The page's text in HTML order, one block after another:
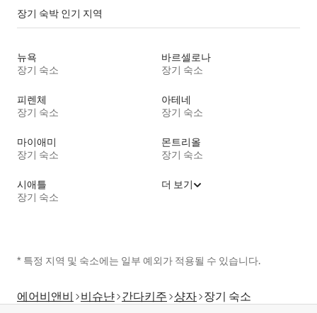
장기 숙박 인기 지역
뉴욕
장기 숙소
바르셀로나
장기 숙소
피렌체
장기 숙소
아테네
장기 숙소
마이애미
장기 숙소
몬트리올
장기 숙소
시애틀
장기 숙소
더 보기
* 특정 지역 및 숙소에는 일부 예외가 적용될 수 있습니다.
에어비앤비 비슈냔 간다키주 샹자 장기 숙소